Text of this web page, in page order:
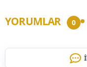
YORUMLAR 0